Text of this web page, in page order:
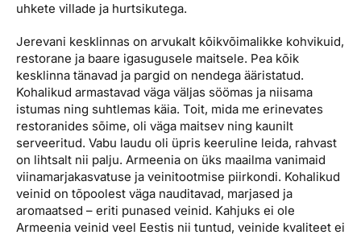
uhkete villade ja hurtsikutega.
Jerevani kesklinnas on arvukalt kõikvõimalikke kohvikuid,
restorane ja baare igasugusele maitsele. Pea kõik
kesklinna tänavad ja pargid on nendega ääristatud.
Kohalikud armastavad väga väljas söömas ja niisama
istumas ning suhtlemas käia. Toit, mida me erinevates
restoranides sõime, oli väga maitsev ning kaunilt
serveeritud. Vabu laudu oli üpris keeruline leida, rahvast
on lihtsalt nii palju. Armeenia on üks maailma vanimaid
viinamarjakasvatuse ja veinitootmise piirkondi. Kohalikud
veinid on tõpoolest väga nauditavad, marjased ja
aromaatsed – eriti punased veinid. Kahjuks ei ole
Armeenia veinid veel Eestis nii tuntud, veinide kvaliteet ei